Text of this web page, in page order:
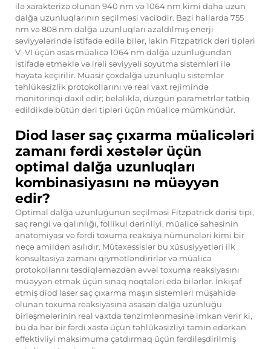
ilə xarakterizə olunan 940 nm və 1064 nm kimi daha uzun
dalğa uzunluqlarının seçilməsi vacibdir. Bəzi hallarda 755
nm və 808 nm dalğa uzunluqları azaldılmış enerji
səviyyələrində istifadə edilə bilər, lakin Fitzpatrick dəri tipləri
V–VI üçün əsas müalicə 1064 nm dalğa uzunluğundan
istifadə etməklə və irəli səviyyəli soyutma sistemləri ilə
həyata keçirilir. Müasir çoxdalğa uzunluqlu sistemlər
təhlükəsizlik protokollarını və real vaxt rejimində
monitorinqi daxil edir; beləliklə, düzgün parametrlər tətbiq
edildikdə bütün dəri tipləri üçün müalicə mümkündür.
Diod laser saç çıxarma müalicələri
zamanı fərdi xəstələr üçün
optimal dalğa uzunluqları
kombinasiyasını nə müəyyən
edir?
Optimal dalğa uzunluğunun seçilməsi Fitzpatrick dərisi tipi,
saç rəngi və qalınlığı, follikul dərinliyi, müalicə sahəsinin
anatomiyası və fərdi toxuma reaksiya nümunələri kimi bir
neçə amildən asılıdır. Mütəxəssislər bu xüsusiyyətləri ilk
konsultasiya zamanı qiymətləndirirlər və müalicə
protokollarını təsdiqləməzdən əvvəl toxuma reaksiyasını
müəyyən etmək üçün sınaq nöqtələri edə bilərlər. İnkişaf
etmiş diod laser saç çıxarma maşın sistemləri müşahidə
olunan toxuma reaksiyasına əsasən dalğa uzunluğu
birləşmələrinin real vaxtda tənzimlənməsinə imkan verir ki,
bu da hər bir fərdi xəstə üçün təhlükəsizliyi təmin edərkən
effektivliyi maksimuma çatdırmaq üçün fərdiləşdirilmiş